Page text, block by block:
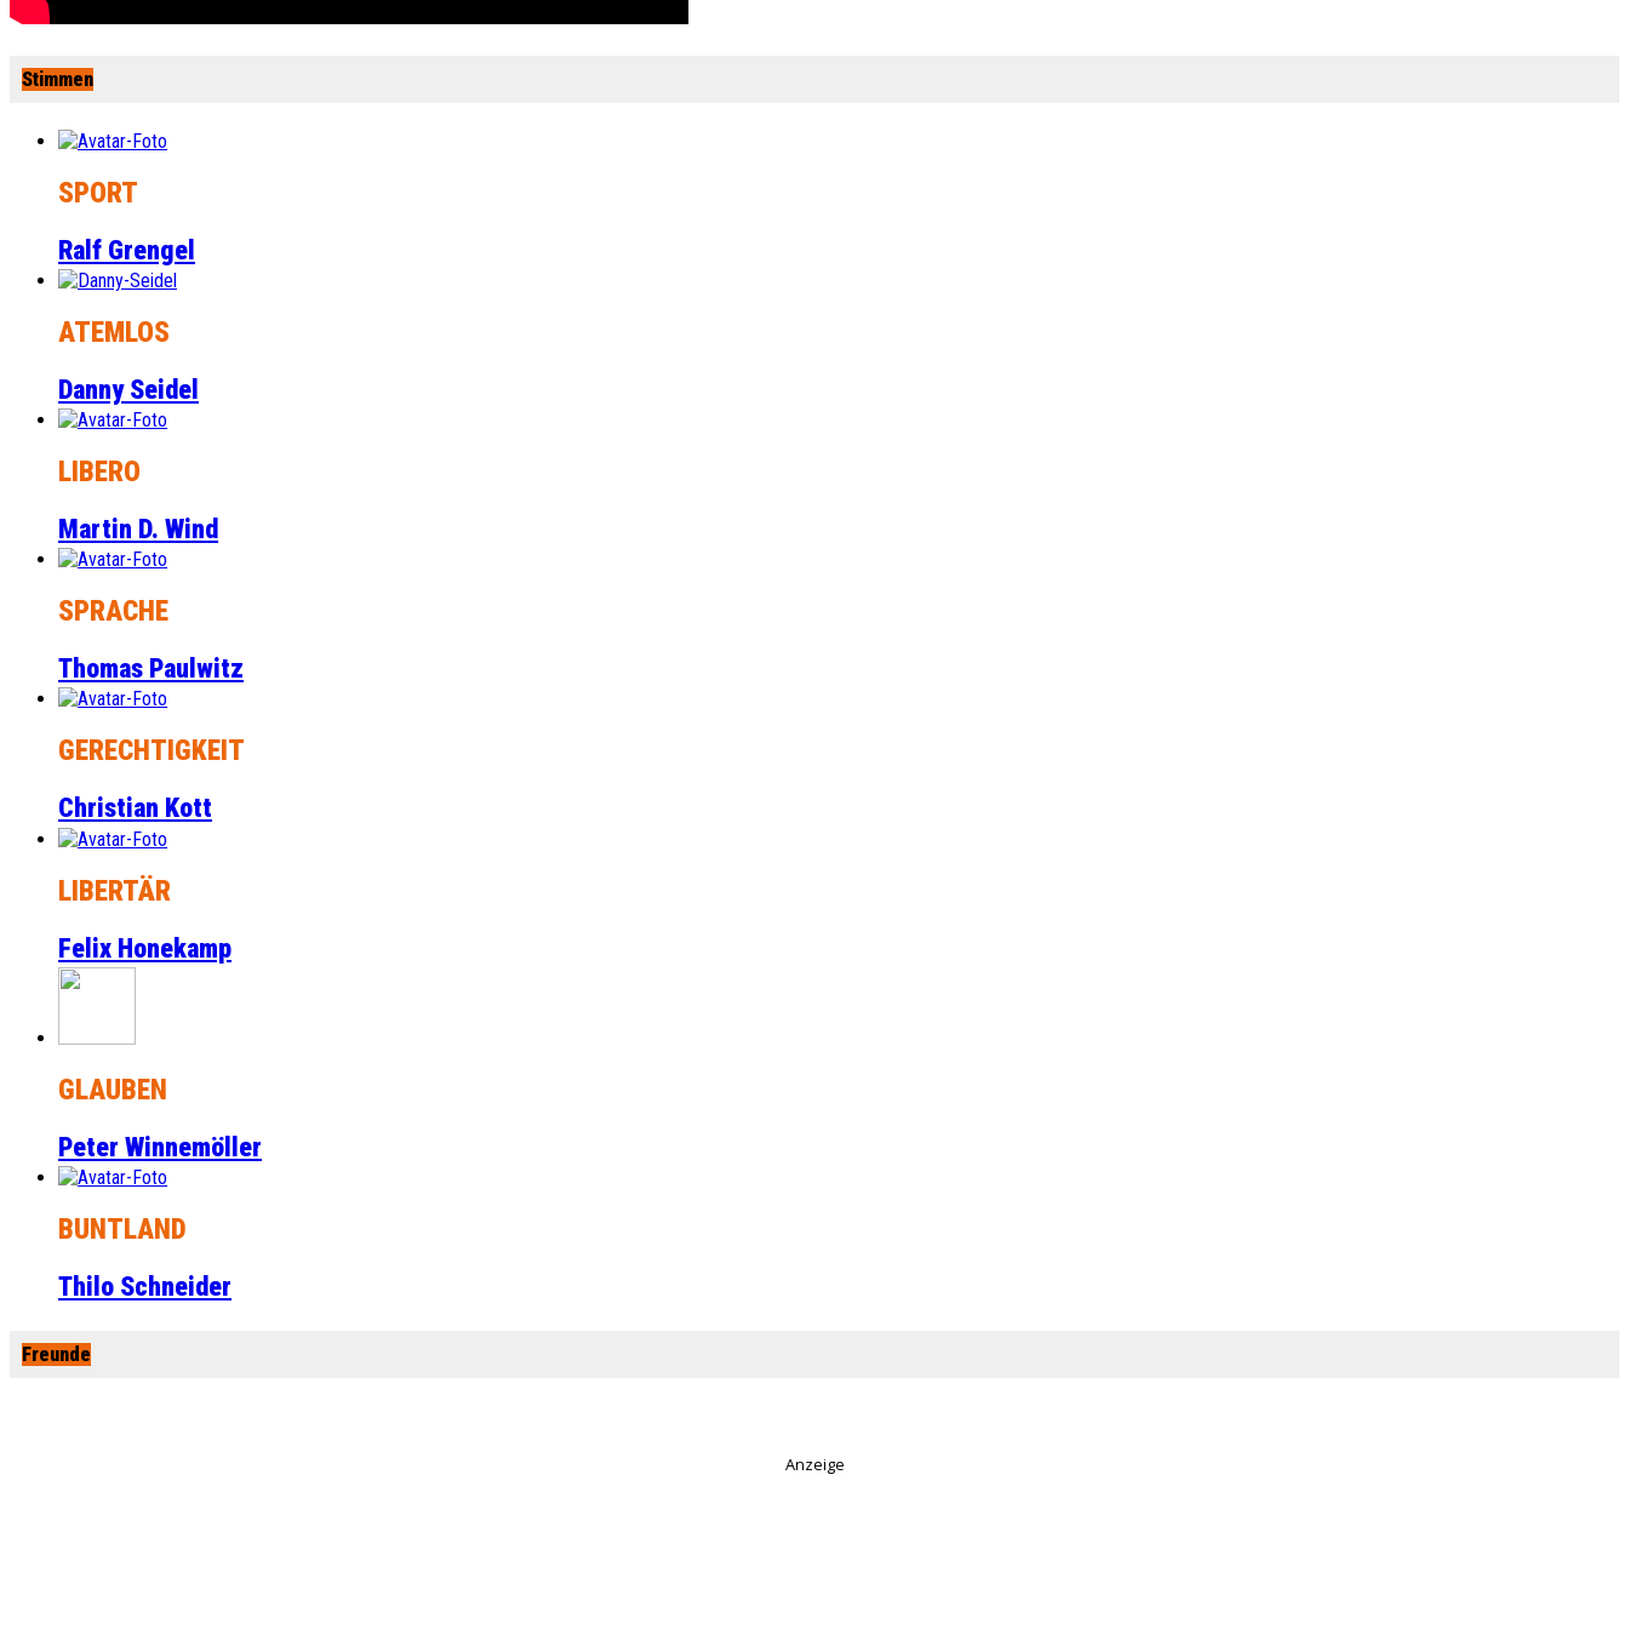
Stimmen
SPORT
Ralf Grengel
ATEMLOS
Danny Seidel
LIBERO
Martin D. Wind
SPRACHE
Thomas Paulwitz
GERECHTIGKEIT
Christian Kott
LIBERTÄR
Felix Honekamp
GLAUBEN
Peter Winnemöller
BUNTLAND
Thilo Schneider
Freunde
Anzeige